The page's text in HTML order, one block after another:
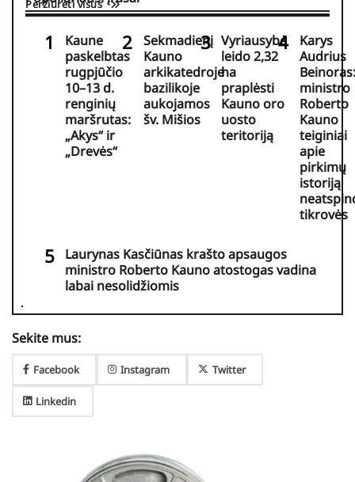
Peržiūrėti visus
Kaune
paskelbtas
rugpjūčio
10–13 d.
renginių
maršrutas:
„Akys“ ir
„Drevės“
Sekmadienį
Kauno
arkikatedroje
bazilikoje
aukojamos
šv. Mišios
Vyriausybė
leido 2,32
ha
praplėsti
Kauno oro
uosto
teritoriją
Karys
Audrius
Beinoras:
ministro
Roberto
Kauno
teiginiai
apie
pirkimų
istoriją
tikrovės
Laurynas Kasčiūnas krašto apsaugos
ministro Roberto Kauno atostogas vadina
labai nesolidžiomis
Sekite mus:
Facebook Instagram Twitter
Linkedin